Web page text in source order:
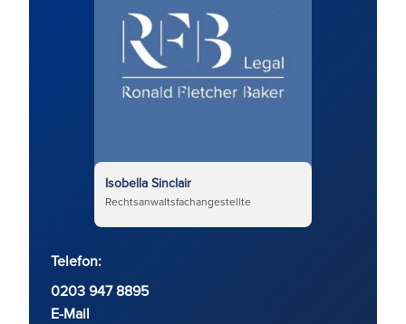
Isobella Sinclair
Rechtsanwaltsfachangestellte
Telefon:
0203 947 8895
E-Mail